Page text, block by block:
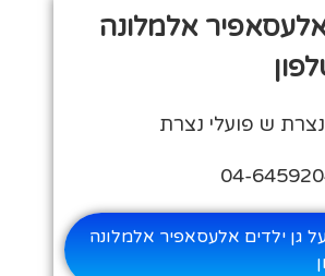
אלעסאפיר אלמלונה
ש פועלי נצרת
גן ילדים אלעסאפיר אלמלונה